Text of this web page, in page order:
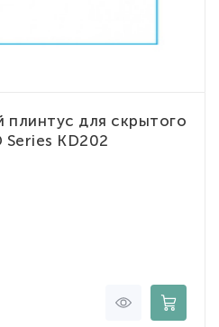
плинтус для скрытого
KD202